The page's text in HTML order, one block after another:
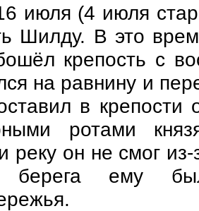
июля (4 июля
Шилду. В это
крепость с
на равнину и
в
ротами
реку он не смог
берега ему